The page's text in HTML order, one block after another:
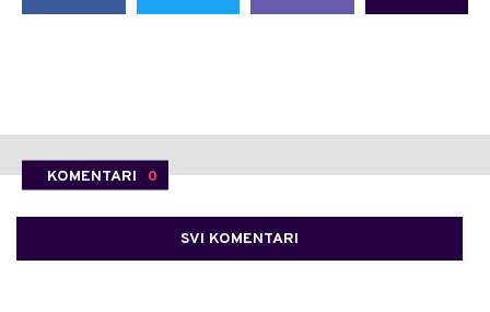
KOMENTARI 0
SVI KOMENTARI